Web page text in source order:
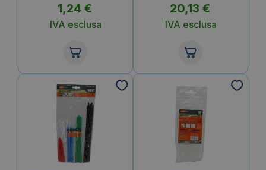
1,24 €
IVA esclusa
20,13 €
IVA esclusa